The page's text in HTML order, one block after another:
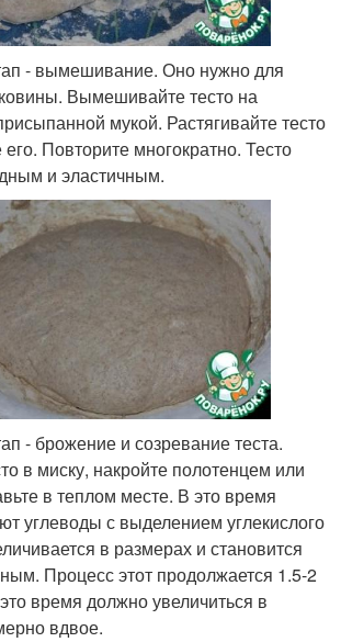
- вымешивание. Оно нужно для
Вымешивайте тесто на
мукой. Растягивайте тесто
Повторите многократно. Тесто
и эластичным.
- брожение и созревание теста.
в миску, накройте полотенцем или
в теплом месте. В это время
углеводы с выделением углекислого
в размерах и становится
Процесс этот продолжается 1.5-2
время должно увеличиться в
вдвое.